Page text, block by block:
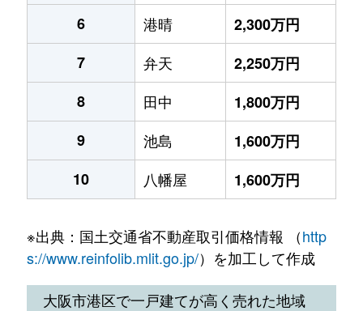
6
港晴
2,300万円
7
弁天
2,250万円
8
田中
1,800万円
9
池島
1,600万円
10
八幡屋 1,600万円
※出典：国土交通省不動産取引価格情報 （http
s://www.reinfolib.mlit.go.jp/）を加工して作成
大阪市港区で一戸建てが高く売れた地域